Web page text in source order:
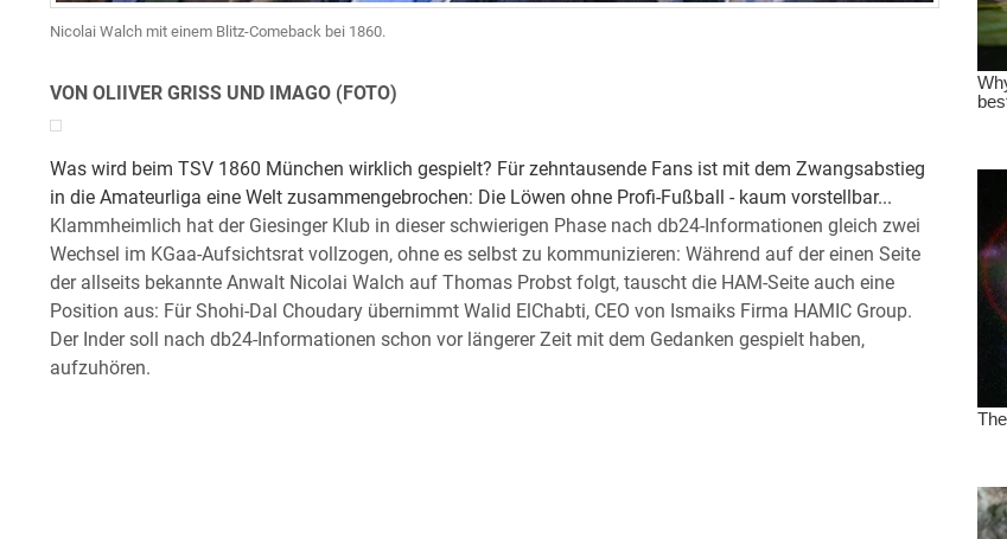
Nicolai Walch mit einem Blitz-Comeback bei 1860.
VON OLIIVER GRISS UND IMAGO (FOTO)
Was wird beim TSV 1860 München wirklich gespielt? Für zehntausende Fans ist mit dem Zwangsabstieg
in die Amateurliga eine Welt zusammengebrochen: Die Löwen ohne Profi-Fußball - kaum vorstellbar...
Klammheimlich hat der Giesinger Klub in dieser schwierigen Phase nach db24-Informationen gleich zwei
Wechsel im KGaa-Aufsichtsrat vollzogen, ohne es selbst zu kommunizieren: Während auf der einen Seite
der allseits bekannte Anwalt Nicolai Walch auf Thomas Probst folgt, tauscht die HAM-Seite auch eine
Position aus: Für Shohi-Dal Choudary übernimmt Walid ElChabti, CEO von Ismaiks Firma HAMIC Group.
Der Inder soll nach db24-Informationen schon vor längerer Zeit mit dem Gedanken gespielt haben,
aufzuhören.